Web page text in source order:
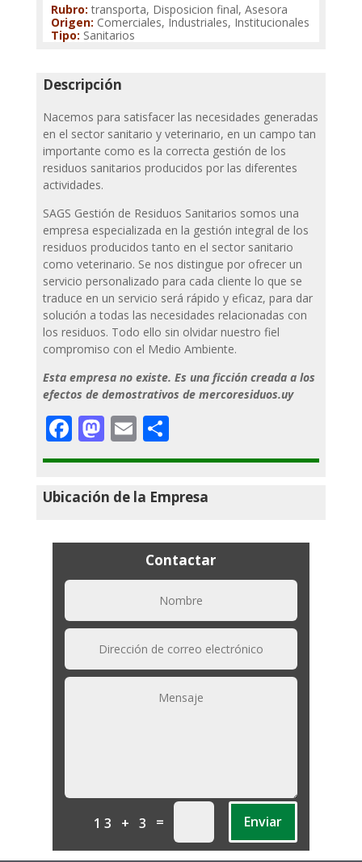
Rubro:transporta, Disposicion final, Asesora
Origen: Comerciales, Industriales, Institucionales
Tipo: Sanitarios
Descripción
Nacemos para satisfacer las necesidades generadas
en el sector sanitario y veterinario, en un campo tan
importante como es la correcta gestión de los
residuos sanitarios producidos por las diferentes
actividades.
SAGS Gestión de Residuos Sanitarios somos una
empresa especializada en la gestión integral de los
residuos producidos tanto en el sector sanitario
como veterinario. Se nos distingue por ofrecer un
servicio personalizado para cada cliente lo que se
traduce en un servicio será rápido y eficaz, para dar
solución a todas las necesidades relacionadas con
los residuos. Todo ello sin olvidar nuestro fiel
compromiso con el Medio Ambiente.
Esta empresa no existe. Es una ficción creada a los
efectos de demostrativos de mercoresiduos.uy
Facebook
Mastodon
EmailCompartir
Ubicación de la Empresa
Contactar
13 + 3 = Enviar